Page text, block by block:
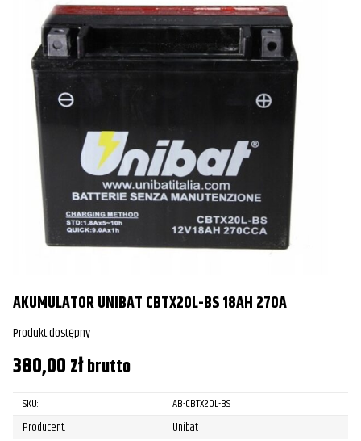
AKUMULATOR UNIBAT CBTX20L-BS 18AH 270A
Produkt dostępny
380,00złbrutto
SKU:
AB-CBTX20L-BS
Producent:
Unibat